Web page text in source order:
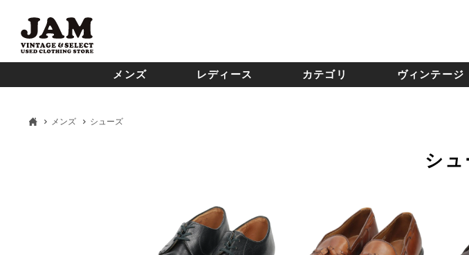
メンズ レディース カテゴリ ヴィンテージ
メンズ シューズ
シ